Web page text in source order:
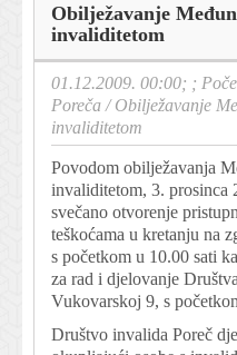
Obilježavanje
invaliditetom
01.12.2009. 00:00; ;
Poreča /Obilježavanje
invaliditetom
Povodom obilježavanja
invaliditetom, 3. prosinca
svečano otvorenje
teškoćama u kretanju na
s početkom u 10.00 sati
za rad i djelovanje
Vukovarskoj 9, s
Društvo invalida Poreč